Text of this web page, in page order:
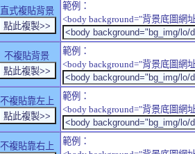
直式複貼背景
範例：
<body background="背景底圖網
不複貼背景
範例：
<body background="背景底圖網
不複貼靠左上
範例：
<body background="背景底圖網
不複貼靠右上
範例：